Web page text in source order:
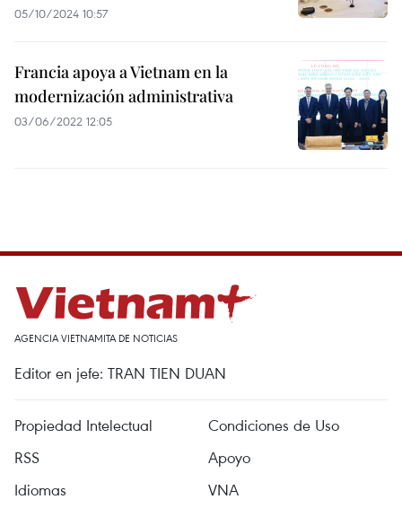
05/10/2024 10:57
Francia apoya a Vietnam en la
modernización administrativa
03/06/2022 12:05
AGENCIA VIETNAMITA DE NOTICIAS
Editor en jefe: TRAN TIEN DUAN
Propiedad Intelectual
Condiciones de Uso
RSS
Apoyo
Idiomas
VNA